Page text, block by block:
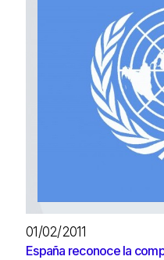
01/02/2011
España reconoce la